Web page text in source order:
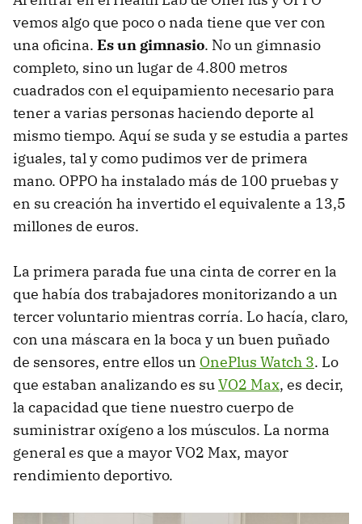
vemos algo que poco o nada tiene que ver con
una oficina. Es un gimnasio. No un gimnasio
completo, sino un lugar de 4.800 metros
cuadrados con el equipamiento necesario para
tener a varias personas haciendo deporte al
mismo tiempo. Aquí se suda y se estudia a partes
iguales, tal y como pudimos ver de primera
mano. OPPO ha instalado más de 100 pruebas y
en su creación ha invertido el equivalente a 13,5
millones de euros.
La primera parada fue una cinta de correr en la
que había dos trabajadores monitorizando a un
tercer voluntario mientras corría. Lo hacía, claro,
con una máscara en la boca y un buen puñado
de sensores, entre ellos un OnePlus Watch 3. Lo
que estaban analizando es suVO2 Max, es decir,
la capacidad que tiene nuestro cuerpo de
suministrar oxígeno a los músculos. La norma
general es que a mayor VO2 Max, mayor
rendimiento deportivo.